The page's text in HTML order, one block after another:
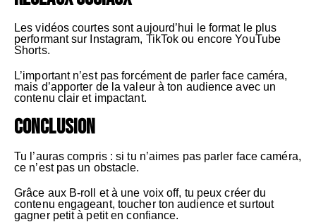
Les vidéos courtes sont aujourd’hui le format le plus
performant sur Instagram, TikTok ou encore YouTube
Shorts.
L’important n’est pas forcément de parler face caméra,
mais d’apporter de la valeur à ton audience avec un
contenu clair et impactant.
Conclusion
Tu l’auras compris : si tu n’aimes pas parler face caméra,
ce n’est pas un obstacle.
Grâce aux B-roll et à une voix off, tu peux créer du
contenu engageant, toucher ton audience et surtout
gagner petit à petit en confiance.